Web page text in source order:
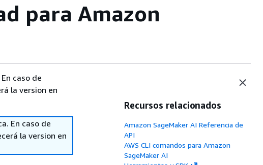
para Amazon
caso de
la version en
En caso de
la version en
Recursos relacionados
Amazon SageMaker AI Referencia de
API
AWS CLI comandos para Amazon
SageMaker AI